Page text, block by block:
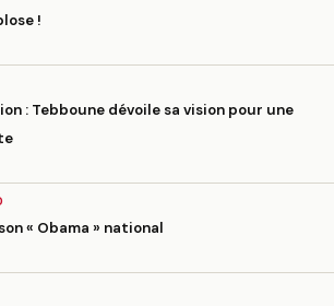
!
: Tebboune dévoile sa vision pour une
« Obama » national